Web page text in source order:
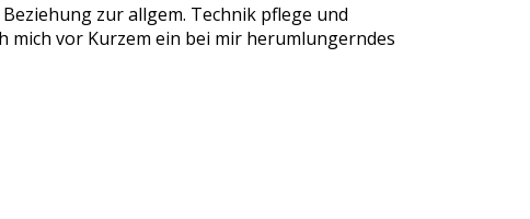
zur allgem. Technik pflege und
mich vor Kurzem ein bei mir herumlungerndes